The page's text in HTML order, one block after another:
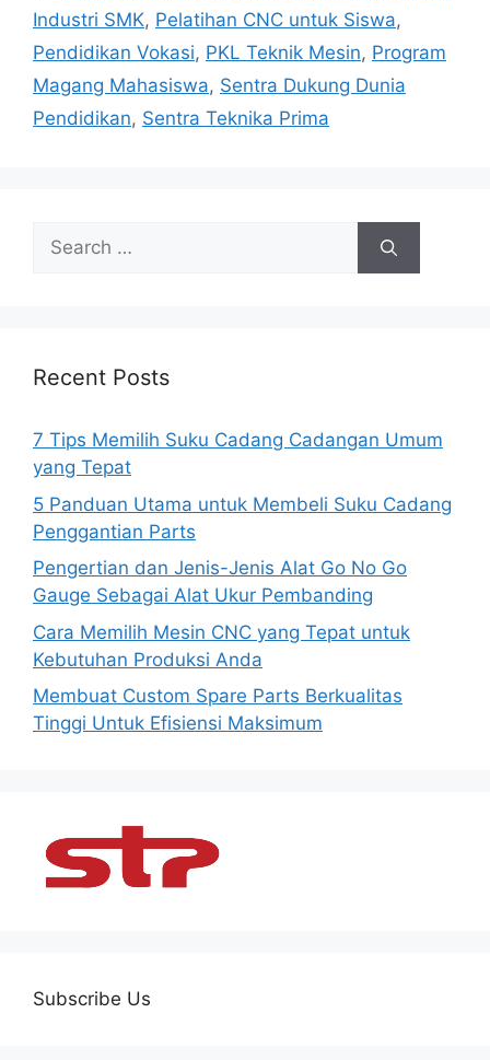
Industri SMK, Pelatihan CNC untuk Siswa,
Pendidikan Vokasi, PKL Teknik Mesin, Program
Magang Mahasiswa, Sentra Dukung Dunia
Pendidikan, Sentra Teknika Prima
Search
for:
Recent Posts
7 Tips Memilih Suku Cadang Cadangan Umum
yang Tepat
5 Panduan Utama untuk Membeli Suku Cadang
Penggantian Parts
Pengertian dan Jenis-Jenis Alat Go No Go
Gauge Sebagai Alat Ukur Pembanding
Cara Memilih Mesin CNC yang Tepat untuk
Kebutuhan Produksi Anda
Membuat Custom Spare Parts Berkualitas
Tinggi Untuk Efisiensi Maksimum
Subscribe Us